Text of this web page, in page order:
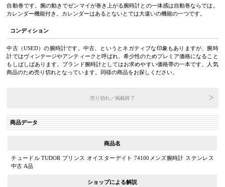
自動巻です。腕の動きでゼンマイが巻き上がる腕時計との一体感は自動巻ならでは。
カレンダー機能付き。カレンダーはあるとないとでは大違いの機能の一つです。
コンディション
中古（USED）の腕時計です。中古、というとネガティブな印象もありますが、腕時
計ではヴィンテージやアンティークと呼ばれ、希少性のためプレミア価格になること
もしばしばあります。ブランド腕時計としてはお求めやすい価格帯の一本です。人気
商品のため売り切れとなっています。同様の商品をお探しください。
売り切れ／掲載終了
商品データ
商品名
チュードル TUDOR プリンス オイスターデイト 74100メンズ腕時計 ステンレス
中古 A品
ショップによる解説